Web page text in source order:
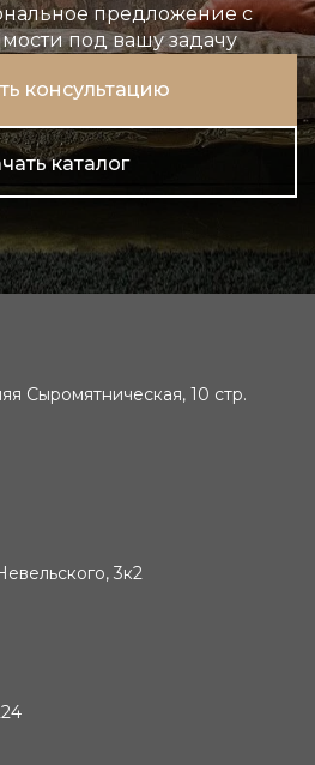
предложение с
под вашу задачу
консультацию
каталог
Сыромятническая, 10 стр.
3к2